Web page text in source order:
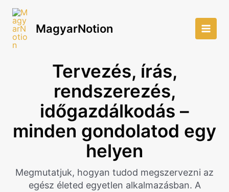
Skip
content
MagyarNotion
Main
Tervezés, írás,
rendszerezés,
időgazdálkodás –
minden gondolatod egy
helyen
Megmutatjuk, hogyan tudod megszervezni az
egész életed egyetlen alkalmazásban. A